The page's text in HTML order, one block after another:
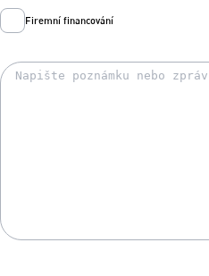
Firemní financování